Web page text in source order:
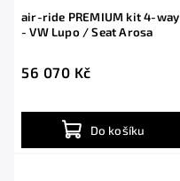
air-ride PREMIUM kit 4-way
- VW Lupo / Seat Arosa
56 070 Kč
Do košíku